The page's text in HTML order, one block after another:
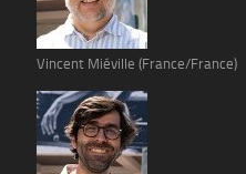
Vincent Miéville (France/France)